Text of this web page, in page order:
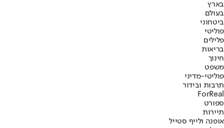
בארץ
בעולם
ביטחוני
פוליטי
פלילים
בריאות
חינוך
משפט
פוליטי-מדיני
תרבות ובידור
ForReal
ספורט
תיירות
אופנה ולייף סטייל